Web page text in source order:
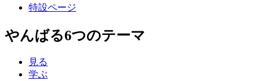
特設ページ
やんばる6つのテーマ
見る
学ぶ